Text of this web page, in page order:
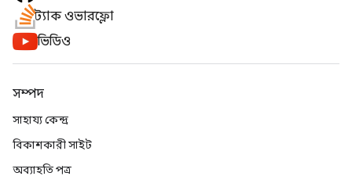
স্ট্যাক ওভারফ্লো
ভিডিও
সম্পদ
সাহায্য কেন্দ্র
বিকাশকারী সাইট
অব্যাহতি পত্র